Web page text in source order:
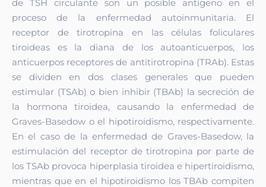
de TSH circulante son un posible antígeno en el
proceso de la enfermedad autoinmunitaria. El
receptor de tirotropina en las células foliculares
tiroideas es la diana de los autoanticuerpos, los
anticuerpos receptores de antitirotropina (TRAb). Estas
se dividen en dos clases generales que pueden
estimular (TSAb) o bien inhibir (TBAb) la secreción de
la hormona tiroidea, causando la enfermedad de
Graves-Basedow o el hipotiroidismo, respectivamente.
En el caso de la enfermedad de Graves-Basedow, la
estimulación del receptor de tirotropina por parte de
los TSAb provoca hiperplasia tiroidea e hipertiroidismo,
mientras que en el hipotiroidismo los TBAb compiten